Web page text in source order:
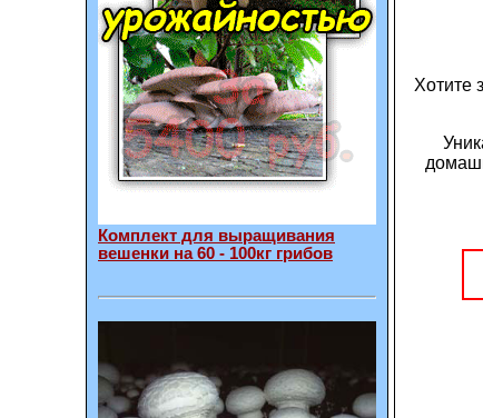
Комплект для выращивания
вешенки на 60 - 100кг грибов
Хотите